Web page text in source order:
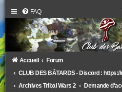
FAQ
Accueil
Forum
CLUB DES BÂTARDS - Discord :
Archives Tribal Wars 2
Demande